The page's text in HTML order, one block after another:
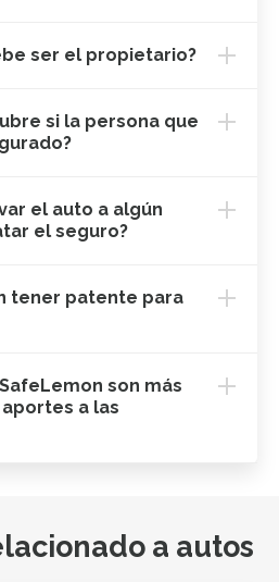
ser el propietario?
si la persona que
el auto a algún
el seguro?
tener patente para
son más
a las
a autos